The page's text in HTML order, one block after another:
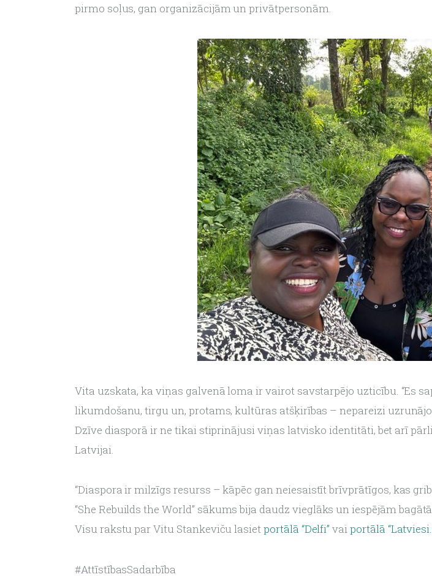
pirmo soļus, gan organizācijām un privātpersonām.
Vita uzskata, ka viņas galvenā loma ir vairot savstarpējo uzticību. “Es
likumdošanu, tirgu un, protams, kultūras atšķirības – nepareizi
Dzīve diasporā ir ne tikai stiprinājusi viņas latvisko identitāti, bet arī
Latvijai.
“Diaspora ir milzīgs resurss – kāpēc gan neiesaistīt brīvprātīgos, kas
“She Rebuilds the World” sākums bija daudz vieglāks un iespējām
Visu rakstu par Vitu Stankeviču lasiet portālā “Delfi” vai portālā
#AttīstībasSadarbība